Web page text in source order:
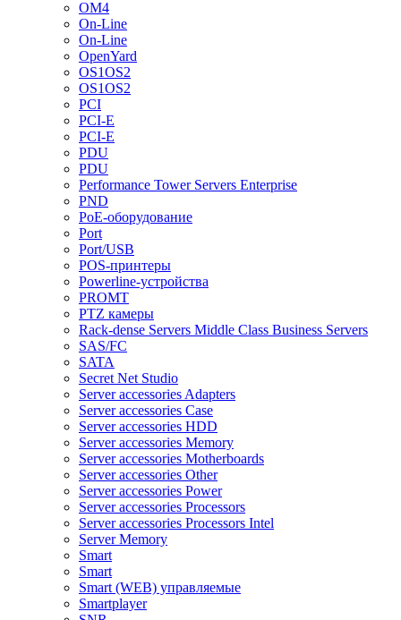
OM4
On-Line
On-Line
OpenYard
OS1OS2
OS1OS2
PCI
PCI-E
PCI-E
PDU
PDU
Performance Tower Servers Enterprise
PND
PoE-оборудование
Port
Port/USB
POS-принтеры
Powerline-устройства
PROMT
PTZ камеры
Rack-dense Servers Middle Class Business Servers
SAS/FC
SATA
Secret Net Studio
Server accessories Adapters
Server accessories Case
Server accessories HDD
Server accessories Memory
Server accessories Motherboards
Server accessories Other
Server accessories Power
Server accessories Processors
Server accessories Processors Intel
Server Memory
Smart
Smart
Smart (WEB) управляемые
Smartplayer